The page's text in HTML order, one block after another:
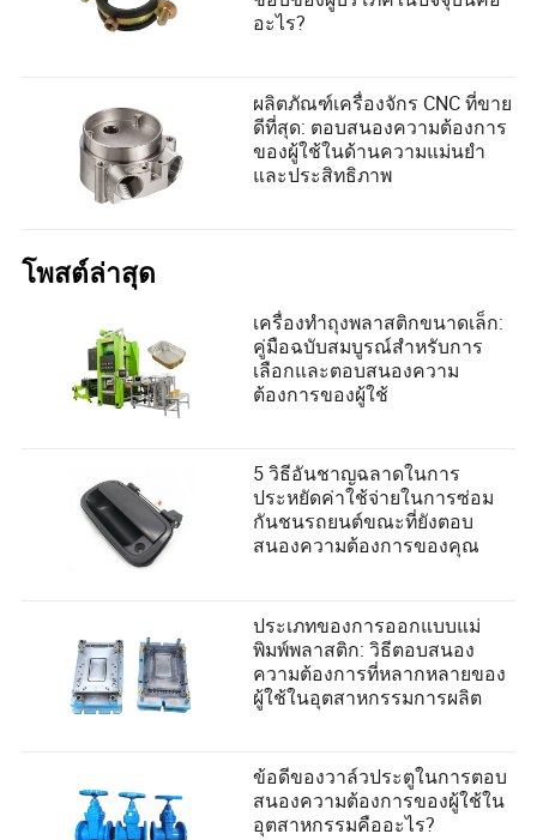
อะไร?
ผลิตภัณฑ์เครื่องจักร CNC ที่ขาย
ดีที่สุด: ตอบสนองความต้องการ
ของผู้ใช้ในด้านความแม่นยำ
และประสิทธิภาพ
โพสต์ล่าสุด
เครื่องทำถุงพลาสติกขนาดเล็ก:
คู่มือฉบับสมบูรณ์สำหรับการ
เลือกและตอบสนองความ
ต้องการของผู้ใช้
5 วิธีอันชาญฉลาดในการ
ประหยัดค่าใช้จ่ายในการซ่อม
กันชนรถยนต์ขณะที่ยังตอบ
สนองความต้องการของคุณ
ประเภทของการออกแบบแม่
พิมพ์พลาสติก: วิธีตอบสนอง
ความต้องการที่หลากหลายของ
ผู้ใช้ในอุตสาหกรรมการผลิต
ข้อดีของวาล์วประตูในการตอบ
สนองความต้องการของผู้ใช้ใน
อุตสาหกรรมคืออะไร?